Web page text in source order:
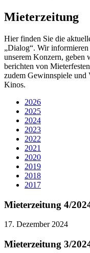
Mieterzeitung
Hier finden Sie die
„Dialog“. Wir
unserem Konzern, geben
berichten von
zudem Gewinnspiele und
Kinos.
2026
2025
2024
2023
2022
2021
2020
2019
2018
2017
Mieterzeitung 4/
17. Dezember 2024
Mieterzeitung 3/